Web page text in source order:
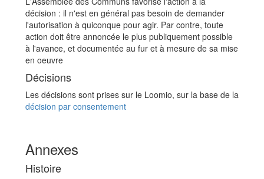
décision : il n'est en général pas besoin de demander
l'autorisation à quiconque pour agir. Par contre, toute
action doit être annoncée le plus publiquement possible
à l'avance, et documentée au fur et à mesure de sa mise
en oeuvre
Décisions
Les décisions sont prises sur le Loomio, sur la base de la
décision par consentement
Annexes
Histoire